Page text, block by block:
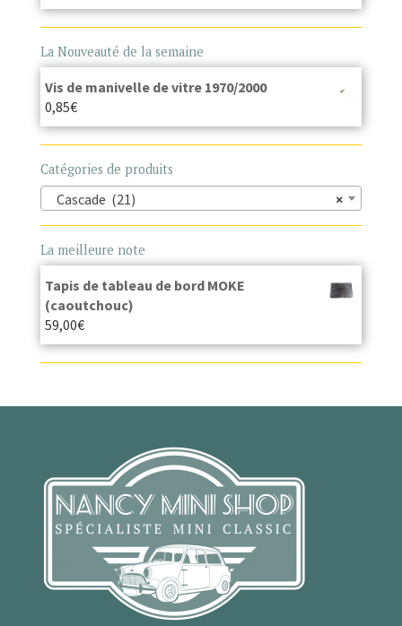
La Nouveauté de la semaine
Vis de manivelle de vitre 1970/2000
0,85€
Catégories de produits
×
Cascade (21)
La meilleure note
Tapis de tableau de bord MOKE
(caoutchouc)
59,00€